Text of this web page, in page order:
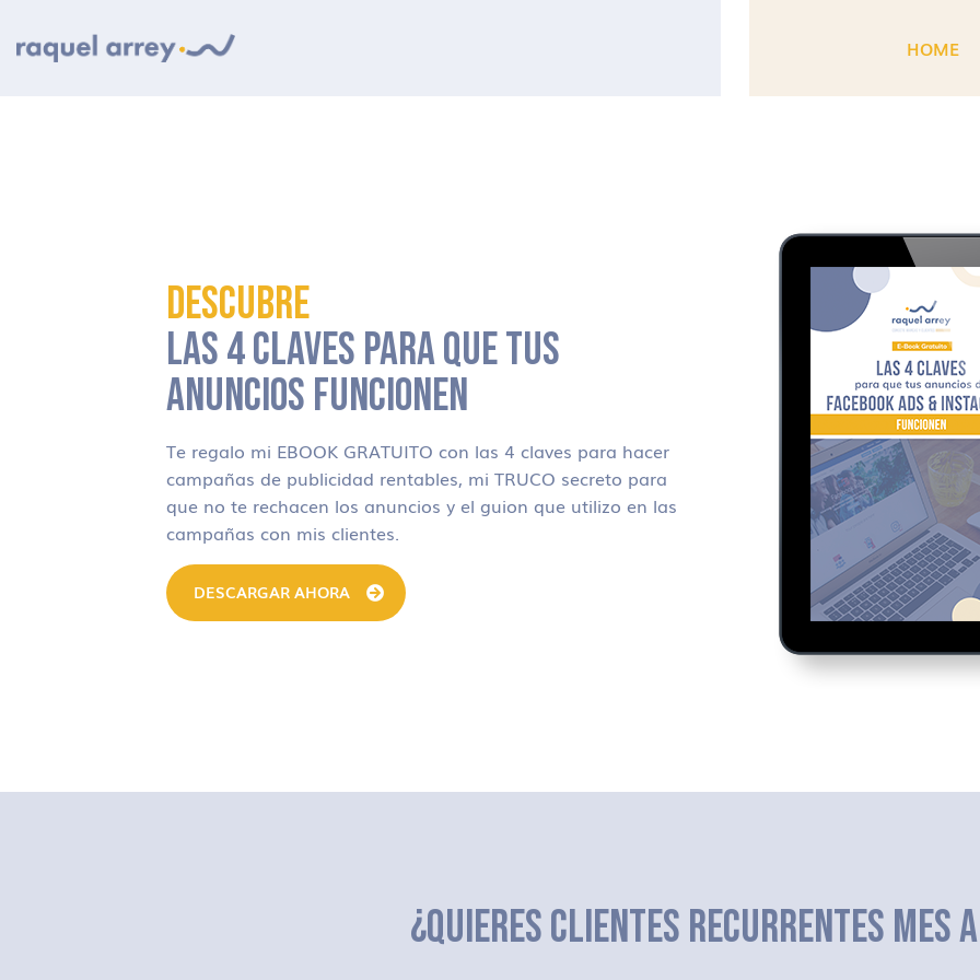
HOME
DESCUBRE
LAS 4 CLAVES PARA QUE TUS
ANUNCIOS FUNCIONEN
Te regalo mi EBOOK GRATUITO con las 4 claves para hacer
campañas de publicidad rentables, mi TRUCO secreto para
que no te rechacen los anuncios y el guion que utilizo en las
campañas con mis clientes.
DESCARGAR AHORA
¿QUIERES CLIENTES RECURRENTES MES